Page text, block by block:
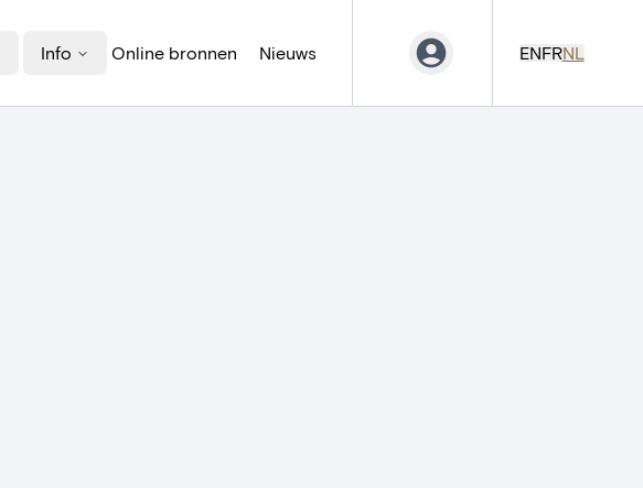
Info Online bronnen Nieuws ENFRNL